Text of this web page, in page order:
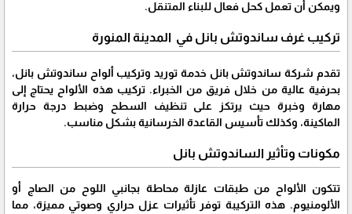
ويمكن أن تعمل كحل فعال للبناء المتنقل.
تركيب غرف ساندوتش بانل في المدينة المنورة
تقدم شركة ساندوتش بانل خدمة توريد وتركيب ألواح ساندوتش بانل،
بحرفية عالية من خلال فريق من الخبراء. تركيب هذه الألواح يحتاج إلى
مهارة وخبرة حيث يرتكز على تنظيف السطح وضبط درجة حرارة
الماكينة، وكذلك تأسيس القاعدة الخرسانية بشكل مناسب.
مكونات وتأثير الساندوتش بانل
تتكون الألواح من طبقات عازلة محاطة بجانبي اللوح من الصاج أو
الألومنيوم. هذه التركيبة توفر تأثيرات عزل حراري وصوتي مميزة، مما